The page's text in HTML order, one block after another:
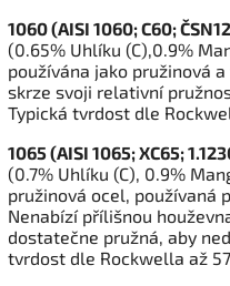
1060 (AISI 1060; C60;
(0.65% Uhlíku (C),0.9%
používána jako pružinová
skrze svoji relativní
Typická tvrdost dle
1065 (AISI 1065; XC65;
(0.7% Uhlíku (C), 0.9%
pružinová ocel, používaná
Nenabízí přílišnou
dostatečne pružná, aby
tvrdost dle Rockwella až